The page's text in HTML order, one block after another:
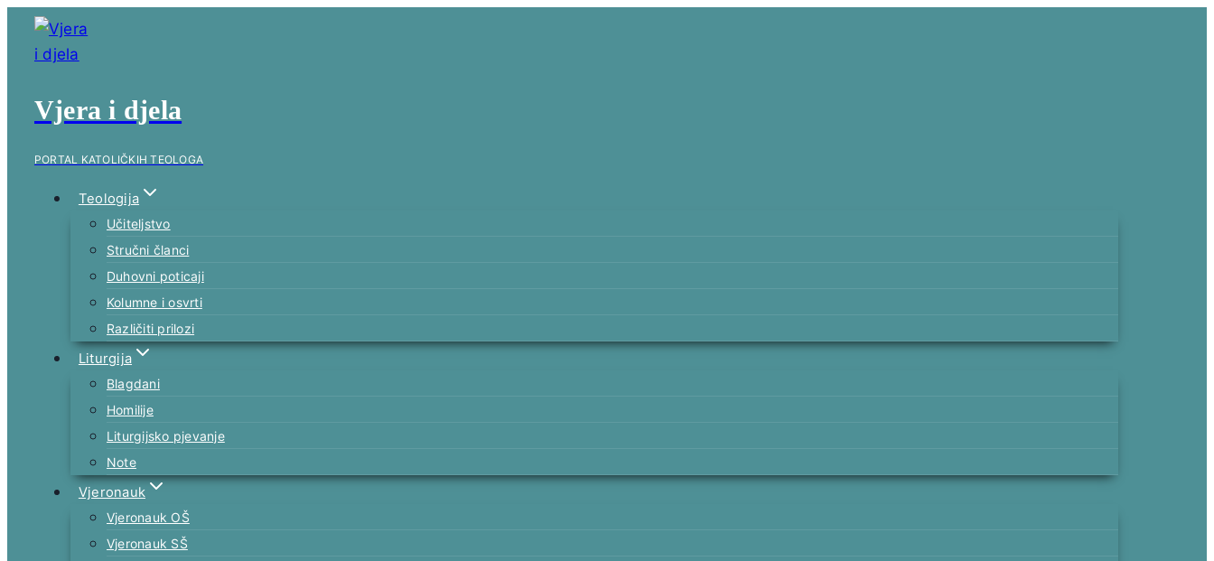
Skip
content
Vjera i djela
PORTAL KATOLIČKIH TEOLOGA
Teologija
Učiteljstvo
Stručni članci
Duhovni poticaji
Kolumne i osvrti
Različiti prilozi
Liturgija
Blagdani
Homilije
Liturgijsko pjevanje
Note
Vjeronauk
Vjeronauk OŠ
Vjeronauk SŠ